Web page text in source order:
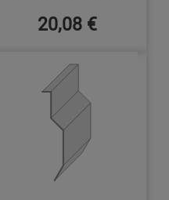
20,08 €